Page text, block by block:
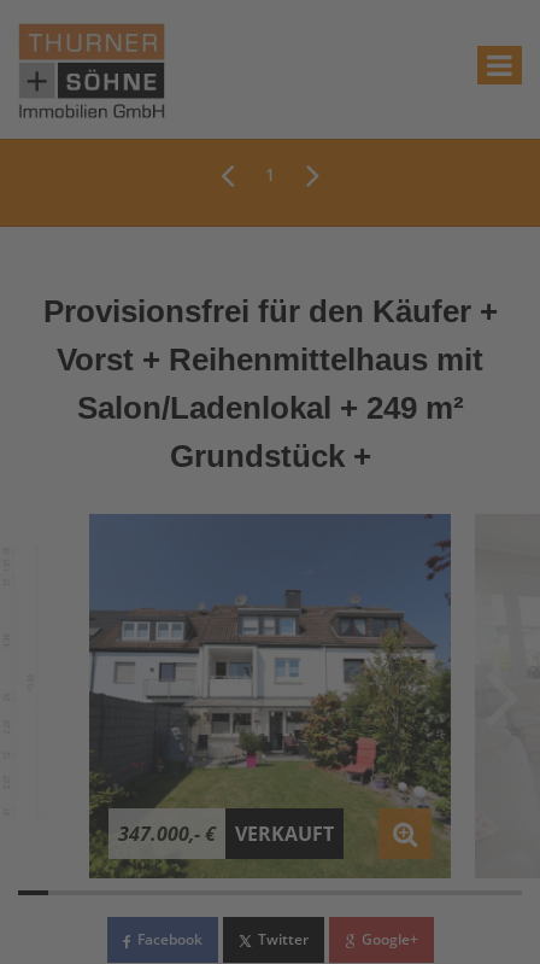
1
Provisionsfrei für den Käufer +
Vorst + Reihenmittelhaus mit
Salon/Ladenlokal + 249 m²
Grundstück +
347.000,- € VERKAUFT
Facebook Twitter Google+